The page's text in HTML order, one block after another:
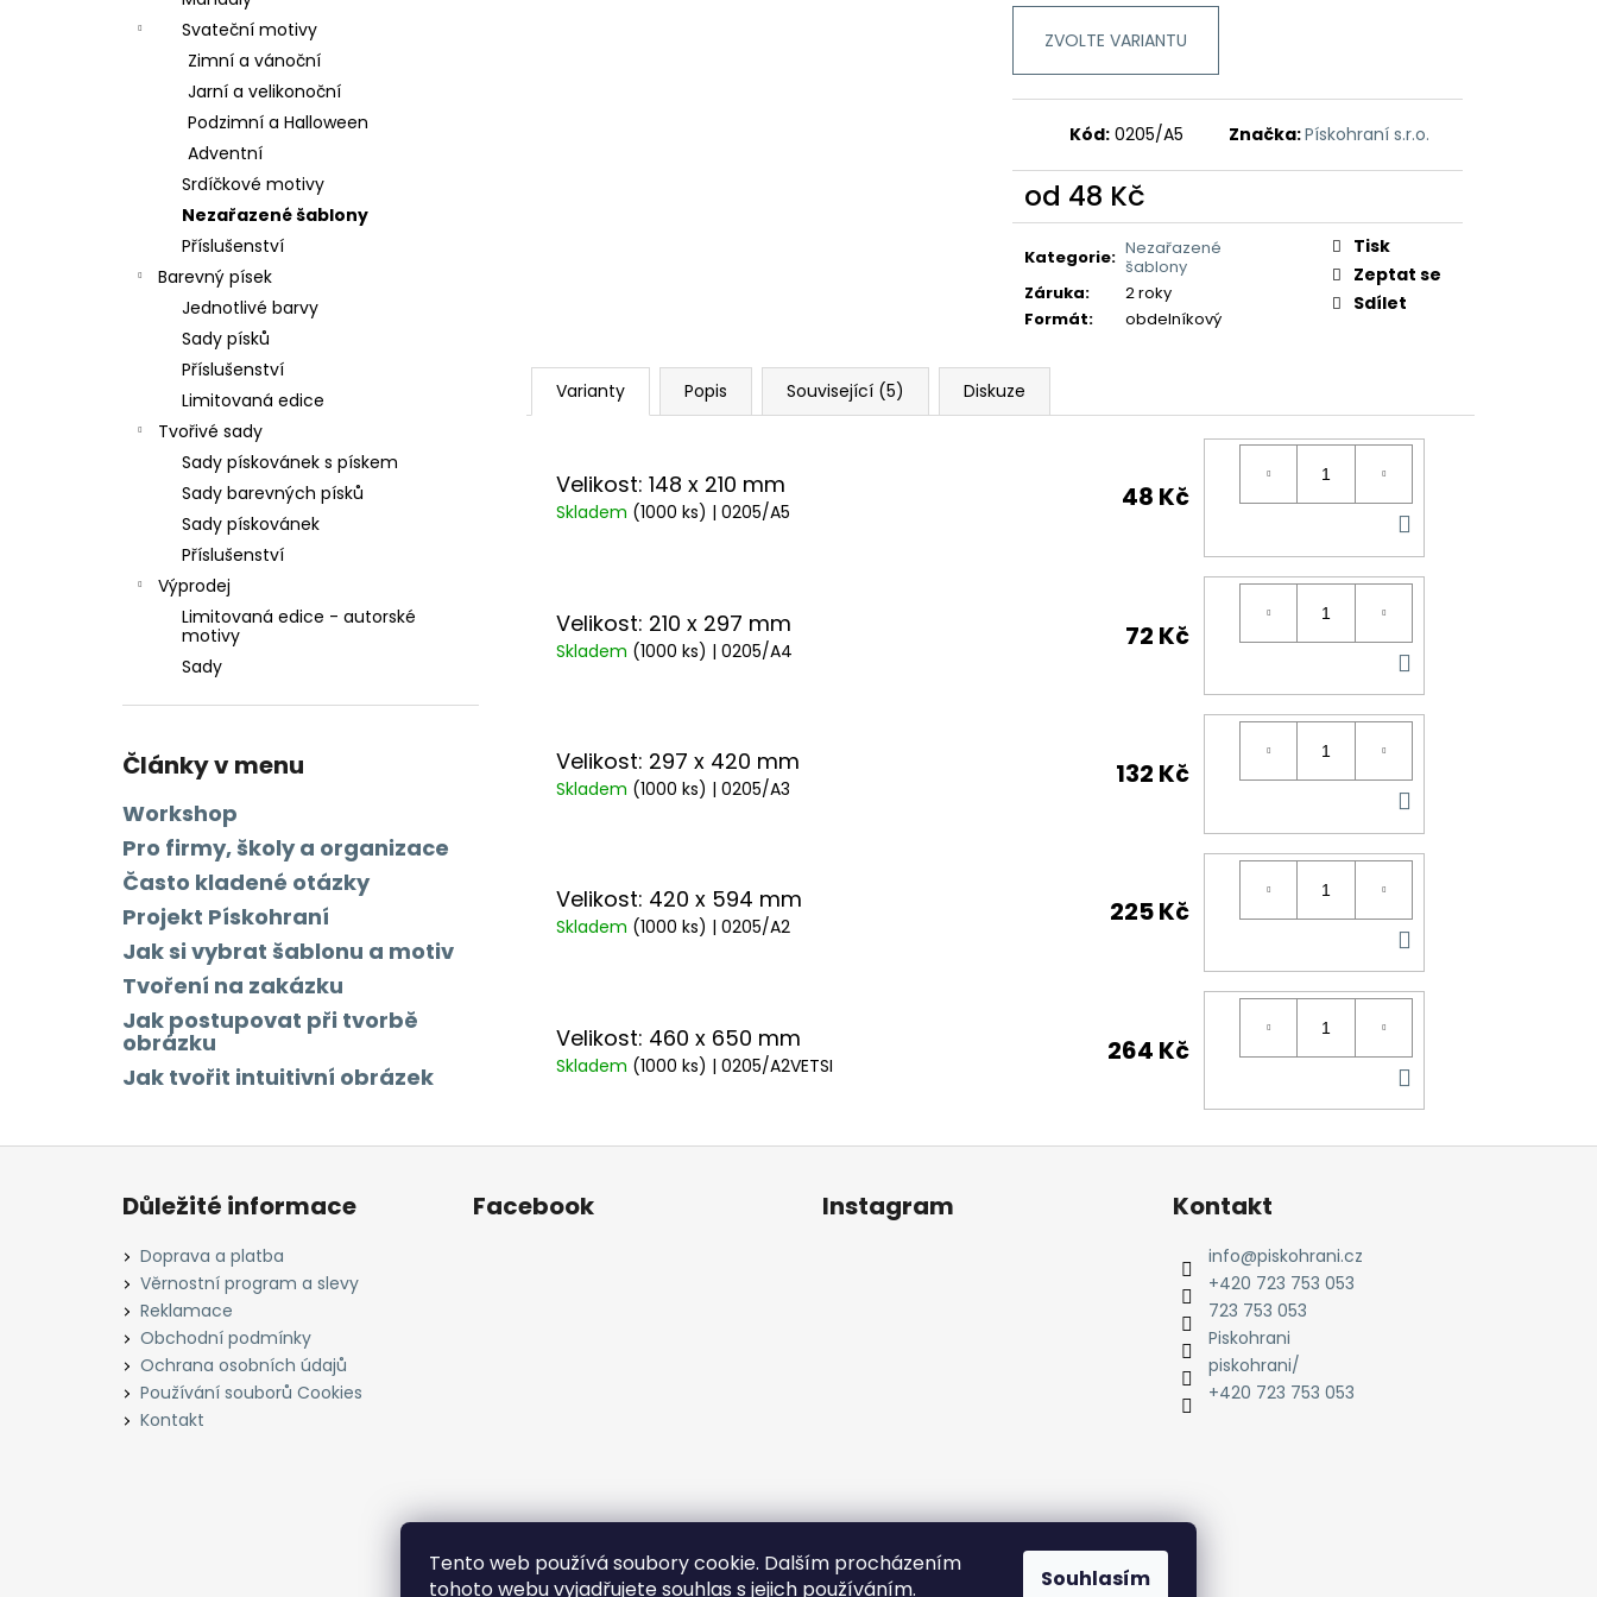
Tento web používá soubory cookie. Dalším procházením
tohoto webu vyjadřujete souhlas s jejich používáním.
Souhlasím
Svateční motivy
Zimní a vánoční
Jarní a velikonoční
Podzimní a Halloween
Adventní
Srdíčkové motivy
Nezařazené šablony
Příslušenství
Barevný písek
Jednotlivé barvy
Sady písků
Příslušenství
Limitovaná edice
Tvořivé sady
Sady pískovánek s pískem
Sady barevných písků
Sady pískovánek
Příslušenství
Výprodej
Limitovaná edice - autorské
motivy
Sady
Články v menu
Workshop
Pro firmy, školy a organizace
Často kladené otázky
Projekt Pískohraní
Jak si vybrat šablonu a motiv
Tvoření na zakázku
Jak postupovat při tvorbě
obrázku
Jak tvořit intuitivní obrázek
ZVOLTE VARIANTU
Kód: 0205/A5 Značka:Pískohraní s.r.o.
od 48 Kč
Měrná
Kategorie: Nezařazené
šablony
Záruka:
2 roky
Formát: obdelníkový
Tisk
Zeptat se
Sdílet
Varianty Popis Související (5) Diskuze
Velikost: 148 x 210 mm
Skladem (1000 ks) | 0205/A5 48 Kč
KOŠÍKU
Velikost: 210 x 297 mm
Skladem (1000 ks) | 0205/A4 72 Kč
KOŠÍKU
Velikost: 297 x 420 mm
Skladem (1000 ks) | 0205/A3 132 Kč
KOŠÍKU
Velikost: 420 x 594 mm
Skladem (1000 ks) | 0205/A2 225 Kč
KOŠÍKU
Velikost: 460 x 650 mm
Skladem (1000 ks) | 0205/A2VETSI 264 Kč
KOŠÍKU
Z
Důležité informace
Doprava a platba
Věrnostní program a slevy
Reklamace
Obchodní podmínky
Ochrana osobních údajů
Používání souborů Cookies
Kontakt
Facebook Instagram
Sledovat na Instagramu
Kontakt
info@piskohrani.cz
+420 723 753 053
723 753 053
Piskohrani
piskohrani/
+420 723 753 053